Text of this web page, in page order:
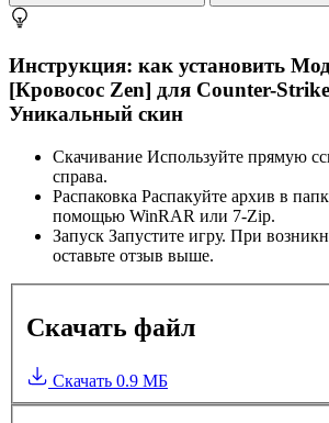
Инструкция: как установить
[Кровосос Zen] для Counter-
Уникальный скин
Скачивание Используйте прямую
справа.
Распаковка Распакуйте архив в
помощью WinRAR или 7-Zip.
Запуск Запустите игру. При
оставьте отзыв выше.
Скачать файл
Скачать 0.9 МБ